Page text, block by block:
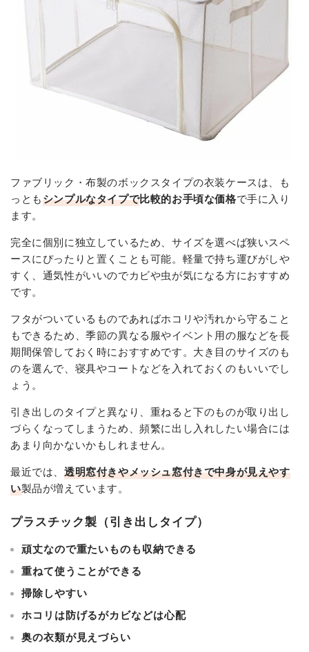
ファブリック・布製のボックスタイプの衣装ケースは、も
っともシンプルなタイプで比較的お手頃な価格で手に入り
ます。
完全に個別に独立しているため、サイズを選べば狭いスペ
ースにぴったりと置くことも可能。軽量で持ち運びがしや
すく、通気性がいいのでカビや虫が気になる方におすすめ
です。
フタがついているものであればホコリや汚れから守ること
もできるため、季節の異なる服やイベント用の服などを長
期間保管しておく時におすすめです。大き目のサイズのも
のを選んで、寝具やコートなどを入れておくのもいいでし
ょう。
引き出しのタイプと異なり、重ねると下のものが取り出し
づらくなってしまうため、頻繁に出し入れしたい場合には
あまり向かないかもしれません。
最近では、 透明窓付きやメッシュ窓付きで中身が見えやす
い製品が増えています。
プラスチック製（引き出しタイプ）
頑丈なので重たいものも収納できる
重ねて使うことができる
掃除しやすい
ホコリは防げるがカビなどは心配
奥の衣類が見えづらい